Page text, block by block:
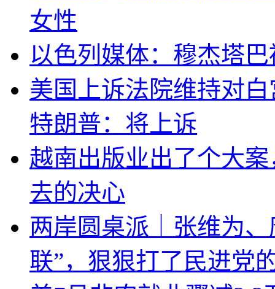
女性
以色列媒体：穆杰塔
美国上诉法院维持对
特朗普：将上诉
越南出版业出了个大
去的决心
两岸圆桌派｜张维为
联”，狠狠打了民进党